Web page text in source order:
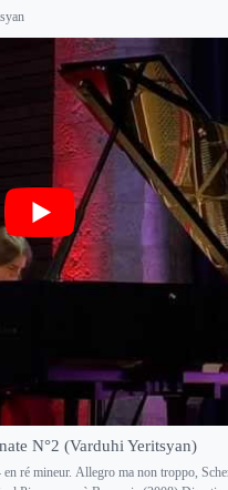
N°2 (Varduhi Yeritsyan)
ré mineur. Allegro ma non troppo,